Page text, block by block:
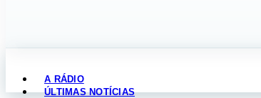
A RÁDIO
ÚLTIMAS NOTÍCIAS